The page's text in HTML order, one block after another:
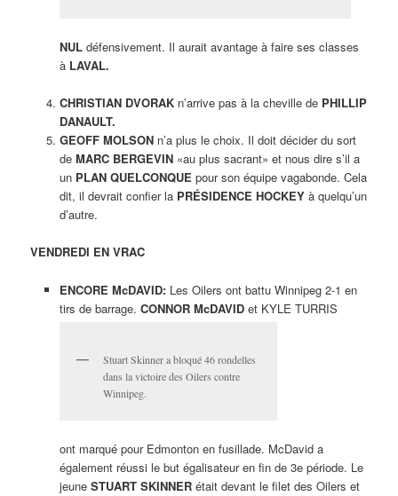
NULdéfensivement. Il aurait avantage à faire ses classes
à LAVAL.
CHRISTIAN DVORAKn’arrive pas à la cheville de PHILLIP
DANAULT.
GEOFF MOLSONn’a plus le choix. Il doit décider du sort
de MARC BERGEVIN«au plus sacrant» et nous dire s’il a
un PLAN QUELCONQUE pour son équipe vagabonde. Cela
dit, il devrait confier la PRÉSIDENCE HOCKEYà quelqu’un
d’autre.
VENDREDI EN VRAC
ENCORE McDAVID:Les Oilers ont battu Winnipeg 2-1 en
tirs de barrage. CONNOR McDAVIDet KYLE TURRIS
Stuart Skinner a bloqué 46 rondelles
dans la victoire des Oilers contre
Winnipeg.
ont marqué pour Edmonton en fusillade. McDavid a
également réussi le but égalisateur en fin de 3e période. Le
jeune STUART SKINNERétait devant le filet des Oilers et